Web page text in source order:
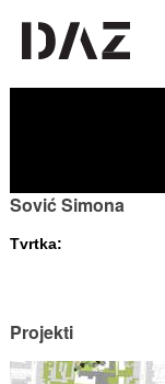
Sović Simona
Tvrtka:
Projekti